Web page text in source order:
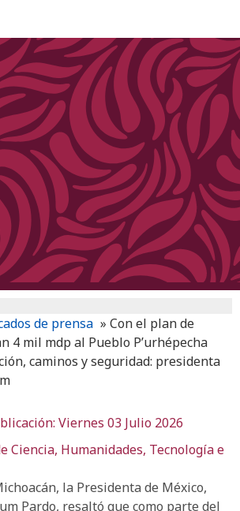
de prensa » Con el plan de
4 mil mdp al Pueblo P’urhépecha
caminos y seguridad: presidenta
Viernes 03 Julio 2026
Ciencia, Humanidades, Tecnología e
la Presidenta de México,
Pardo, resaltó que como parte del